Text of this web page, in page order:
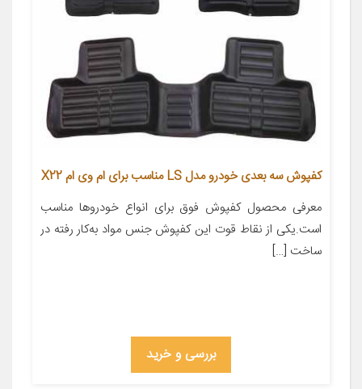
کفپوش سه بعدی خودرو مدل LS مناسب برای ام وی ام X22
معرفی محصول کفپوش فوق برای انواع خودروها مناسب
است.یکی از نقاط قوت این کفپوش جنس مواد به‌کار رفته در
ساخت […]
بررسی و خرید